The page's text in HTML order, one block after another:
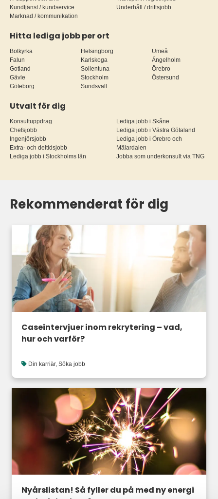
Kundtjänst / kundservice
Marknad / kommunikation
Underhåll / driftsjobb
Hitta lediga jobb per ort
Botkyrka
Falun
Gotland
Gävle
Göteborg
Helsingborg
Karlskoga
Sollentuna
Stockholm
Sundsvall
Umeå
Ängelholm
Örebro
Östersund
Utvalt för dig
Konsultuppdrag
Chefsjobb
Ingenjörsjobb
Extra- och deltidsjobb
Lediga jobb i Stockholms län
Lediga jobb i Skåne
Lediga jobb i Västra Götaland
Lediga jobb i Örebro och
Mälardalen
Jobba som underkonsult via TNG
Rekommenderat för dig
Caseintervjuer inom rekrytering – vad,
hur och varför?
Din karriär, Söka jobb
Nyårslistan! Så fyller du på med ny energi